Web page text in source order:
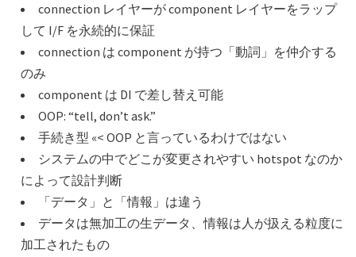
connection レイヤーが component レイヤーをラップ
して I/F を永続的に保証
connection は component が持つ「動詞」を仲介する
のみ
component は DI で差し替え可能
OOP: “tell, don’t ask.”
手続き型 «< OOP と言っているわけではない
システムの中でどこが変更されやすい hotspot なのか
によって設計判断
「データ」と「情報」は違う
データは無加工の生データ、情報は人が扱える粒度に
加工されたもの